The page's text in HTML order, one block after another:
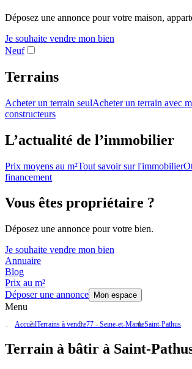
Déposez une annonce pour votre maison,
Je souhaite vendre mon bien
Neuf
Terrains
Acheter un terrain seulAcheter un terrain avec
constructeurs
L’actualité de l’immobilier
Prix moyens au m²Tout savoir sur l'immobilier
financement
Vous êtes propriétaire ?
Déposez une annonce pour votre bien.
Je souhaite vendre mon bien
Annuaire
Blog
Prix au m²
Déposer une annonce
Mon espace
Menu
AccueilTerrains à vendre77 - Seine-et-MarneSaint-Pathus
Terrain à bâtir à Saint-